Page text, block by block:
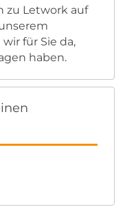
zu Letwork auf
für Sie da,
haben.